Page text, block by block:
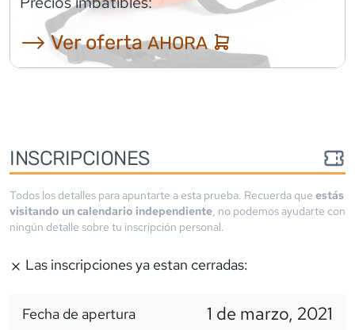
⟶ Ver ofertaAHORA
INSCRIPCIONES
Todos los detalles para apuntarte a esta prueba. Recuerda que estás
visitando un calendario independiente, no podemos ayudarte con
ningún detalle sobre tu inscripción personal.
Las inscripciones ya estan cerradas:
Fecha de apertura 1 de marzo, 2021